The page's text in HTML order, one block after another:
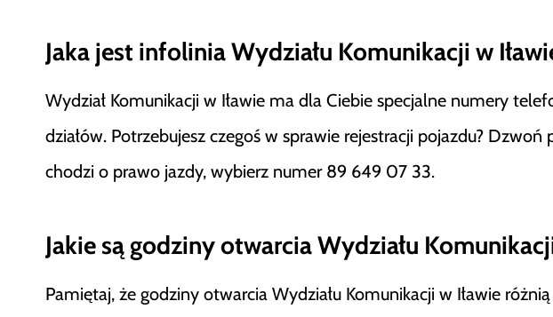
Jaka jest infolinia Wydziału Komunikacji w
Wydział Komunikacji w Iławie ma dla Ciebie specjalne numery
działów. Potrzebujesz czegoś w sprawie rejestracji pojazdu?
chodzi o prawo jazdy, wybierz numer 89 649 07 33.
Jakie są godziny otwarcia Wydziału
Pamiętaj, że godziny otwarcia Wydziału Komunikacji w Iławie